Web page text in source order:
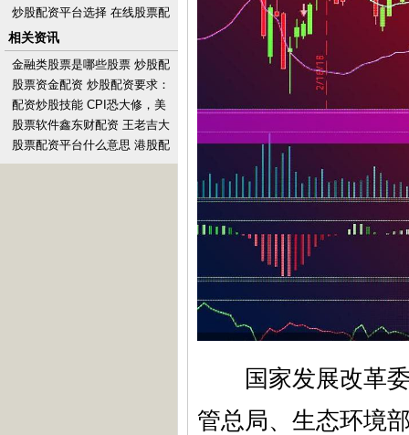
国家发展改革委
管总局、生态环境
史新高，财报后A
念股集体走低 康龙化成跌近
4%药明康德跌超
炒股配资平台选择 在线股票配
资攻略：掌握投资技巧，优化
资金运用
相关资讯
金融类股票是哪些股票 炒股配
资平台指南：选择最佳平台提
升收益
股票资金配资 炒股配资要求：
了解门槛，把握风险
配资炒股技能 CPI恐大修，美
股涨势消减，标普惊险收创历
史新高，财报后A
股票软件鑫东财配资 王老吉大
健康原味凉茶在无糖茶饮赛
道“冒尖儿“，获评年
股票配资平台什么意思 港股配
资：解锁投资新机遇，助力财